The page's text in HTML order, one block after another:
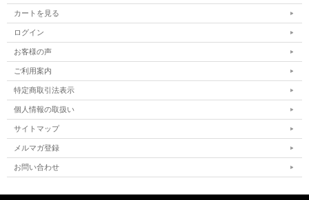
カートを見る
ログイン
お客様の声
ご利用案内
特定商取引法表示
個人情報の取扱い
サイトマップ
メルマガ登録
お問い合わせ